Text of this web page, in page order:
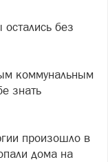
без
коммунальным
знать
произошло в
дома на